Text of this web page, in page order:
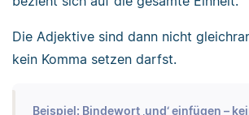
Die Adjektive sind dann nicht
kein Komma setzen darfst.
Beispiel: Bindewort ‚und‘ einfügen –